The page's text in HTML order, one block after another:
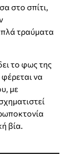
στο σπίτι,
τραύματα
το φως της
να
με
βία.